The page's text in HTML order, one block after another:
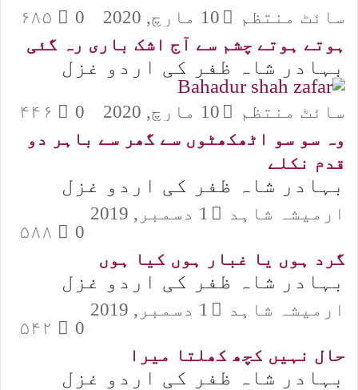
سائٹ منتظم 10 مارچ, 2020 0
ہوتے ہوتے چشم سے آج اشک باری رہ گئی
بہادر شاہ ظفر کی اردو غزل
سائٹ منتظم 10 مارچ, 2020 0
وہ سو سو اٹھکھٹوں سے گھر سے باہر دو
قدم نکلے
بہادر شاہ ظفر کی اردو غزل
ارمیشہ شاہد
1 دسمبر, 2019
0
گرد ہوں یا غبار ہوں کیا ہوں
بہادر شاہ ظفر کی اردو غزل
ارمیشہ شاہد
1 دسمبر, 2019
0
حال نہیں کچھ کھلتا میرا
بہادر شاہ ظفر کی اردو غزل